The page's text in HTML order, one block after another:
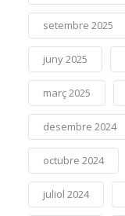
setembre 2025
juny 2025
març 2025
desembre 2024
octubre 2024
juliol 2024